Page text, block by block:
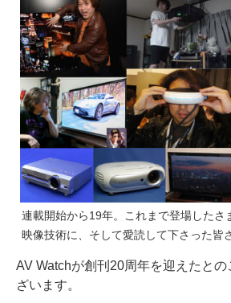
連載開始から19年。これまで登場したさ
映像技術に、そして愛読して下さった皆
AV Watchが創刊20周年を迎えたと
ざいます。